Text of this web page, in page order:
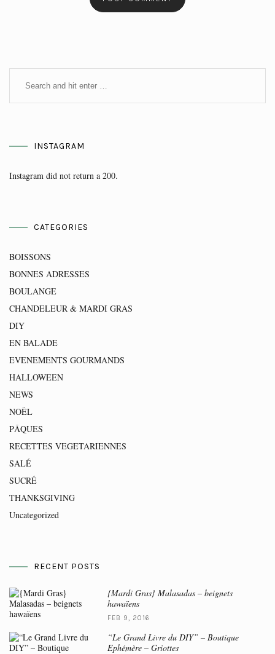
INSTAGRAM
Instagram did not return a 200.
CATEGORIES
BOISSONS
BONNES ADRESSES
BOULANGE
CHANDELEUR & MARDI GRAS
DIY
EN BALADE
EVENEMENTS GOURMANDS
HALLOWEEN
NEWS
NOËL
PÂQUES
RECETTES VEGETARIENNES
SALÉ
SUCRÉ
THANKSGIVING
Uncategorized
RECENT POSTS
{Mardi Gras} Malasadas – beignets
hawaïens
FEB 9, 2016
“Le Grand Livre du DIY” – Boutique
Ephémère – Griottes